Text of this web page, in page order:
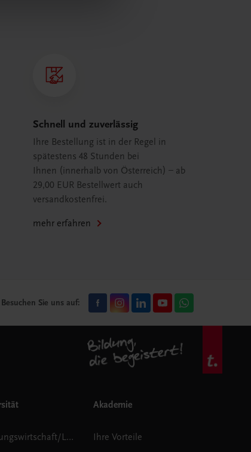
Schnell und zuverlässig
Ihre Bestellung ist in der Regel in
spätestens 48 Stunden bei
Ihnen (innerhalb von Österreich) – ab
29,00 EUR Bestellwert auch
versandkostenfrei.
mehr erfahren
Besuchen Sie uns auf:
Fertigungswirtschaft/Logistik
Akademie
Ihre Vorteile